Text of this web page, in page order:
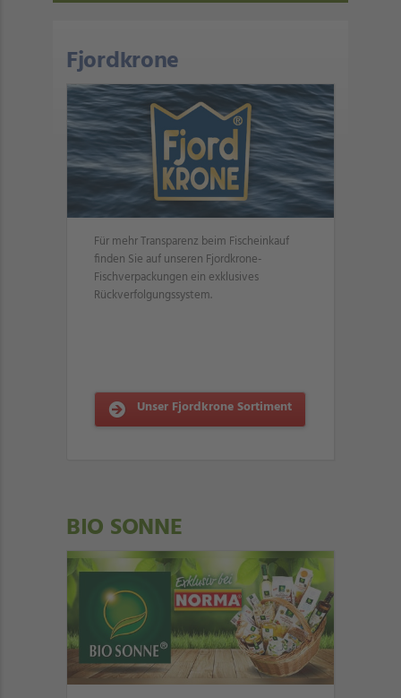
Fjordkrone
Für mehr Transparenz beim Fischeinkauf
finden Sie auf unseren Fjordkrone-
Fischverpackungen ein exklusives
Rückverfolgungssystem.
Unser Fjordkrone Sortiment
BIO SONNE